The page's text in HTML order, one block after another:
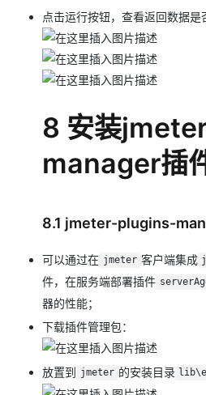
点击运行按钮，查看返回数据是
8 安装
manager插
8.1 jmeter-plugins-
可以通过在 jmeter 客户端集成
件，在服务端部署插件
器的性能；
下载插件管理包：
放置到 jmeter 的安装目录